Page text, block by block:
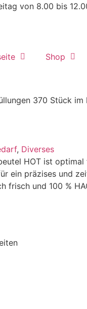
von 8.00 bis
Shop
370 Stück im
, Diverses
HOT ist
ein präzises und
frisch und 100 %